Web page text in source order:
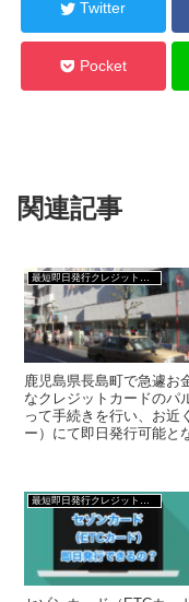
Twitter
Pocket
関連記事
最短即日発行クレジットカード
鹿児島県長島町で急遽お
なクレジットカードのパ
って手続きを行い、お近
ー）にて即日発行可能と
最短即日発行クレジットカード